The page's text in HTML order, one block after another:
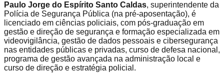
Paulo Jorge do Espírito Santo Caldas, superintendente da
Polícia de Segurança Pública (na pré-aposentação), é
licenciado em ciências policiais, com pós-graduação em
gestão e direção de segurança e formação especializada em
videovigilância, gestão de dados pessoais e cibersegurança
nas entidades públicas e privadas, curso de defesa nacional,
programa de gestão avançada na administração local e
curso de direção e estratégia policial.